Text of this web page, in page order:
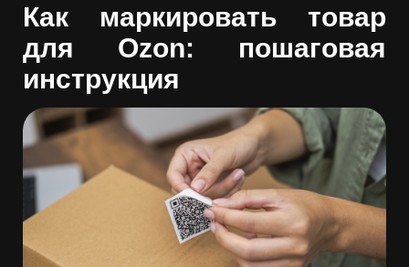
Как маркировать товар
для Ozon: пошаговая
инструкция